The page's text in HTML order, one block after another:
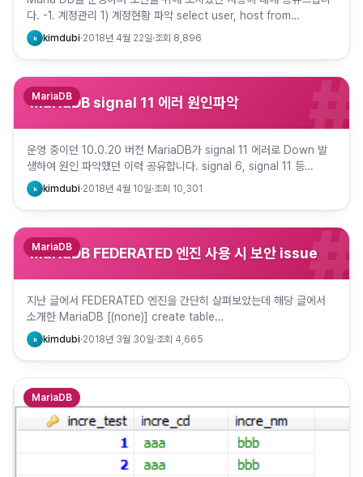
다. -1. 계정관리 1) 계정현황 파악 select user, host from
mysql.user order by user,…
k kimdubi·2018년 4월 22일·조회 8,896
MariaDB signal 11 에러 원인파악 #
MariaDB
운영 중이던 10.0.20 버전 MariaDB가 signal 11 에러로 Down 발
생하여 원인 파악했던 이력 공유합니다. signal 6, signal 11 등
signal 에러는 Oracle의 …
k kimdubi·2018년 4월 10일·조회 10,301
MariaDB FEDERATED 엔진 사용 시 보안 issue#
MariaDB
지난 글에서 FEDERATED 엔진을 간단히 살펴보았는데 해당 글에서
소개한 MariaDB [(none)] create table
fed_test_local.fed_test_local ( num i…
k kimdubi·2018년 3월 30일·조회 4,665
MariaDB